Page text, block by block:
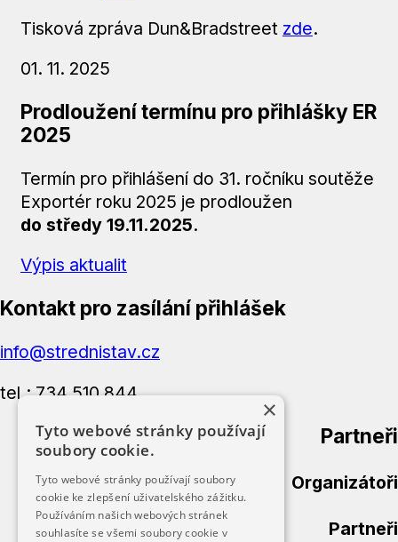
Tisková zpráva Dun&Bradstreet zde.
01. 11. 2025
Prodloužení termínu pro přihlášky ER
2025
Termín pro přihlášení do 31. ročníku soutěže
Exportér roku 2025 je prodloužen
do středy 19.11.2025.
Výpis aktualit
Kontakt pro zasílání přihlášek
info@strednistav.cz
tel.: 734 510 844
Partneři
Organizátoři
Partneři
×
Tyto webové stránky používají
soubory cookie.
Tyto webové stránky používají soubory
cookie ke zlepšení uživatelského zážitku.
Používáním našich webových stránek
souhlasíte se všemi soubory cookie v